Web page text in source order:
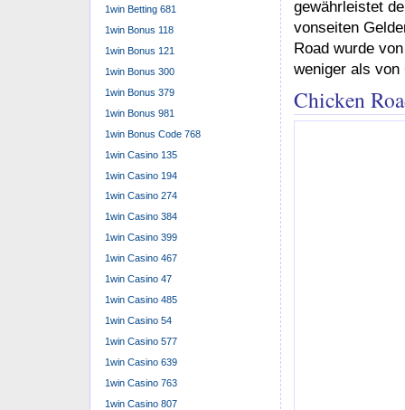
1win Betting 681
1win Bonus 118
1win Bonus 121
1win Bonus 300
1win Bonus 379
1win Bonus 981
1win Bonus Code 768
1win Casino 135
1win Casino 194
1win Casino 274
1win Casino 384
1win Casino 399
1win Casino 467
1win Casino 47
1win Casino 485
1win Casino 54
1win Casino 577
1win Casino 639
1win Casino 763
1win Casino 807